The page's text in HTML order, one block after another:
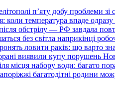
п’яту добу проблеми
коли температура впаде одразу
обстрілу — РФ завдала
без світла наприкінці
ловити раків: що варто
виявили купу порушень
місця набору води: багато
багатодітні родини